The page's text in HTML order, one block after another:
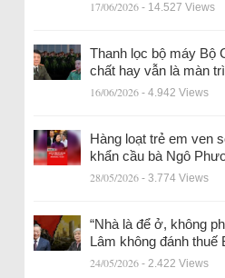
17/06/2026 - 14.527 Views
Thanh lọc bộ máy Bộ
chất hay vẫn là màn
16/06/2026 - 4.942 Views
Hàng loạt trẻ em ven
khẩn cầu bà Ngô
28/05/2026 - 3.774 Views
“Nhà là để ở, không
Lâm không đánh
24/05/2026 - 2.422 Views